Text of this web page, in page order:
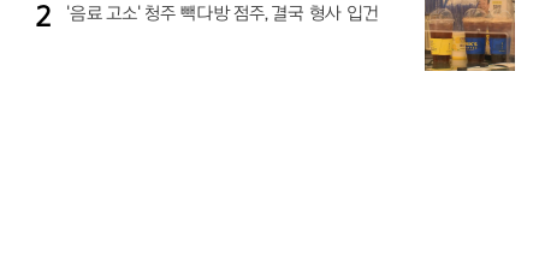
2 '음료 고소' 청주 빽다방 점주, 결국 형사 입건